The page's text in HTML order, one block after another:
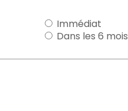
Immédiat
Dans les 6 mois